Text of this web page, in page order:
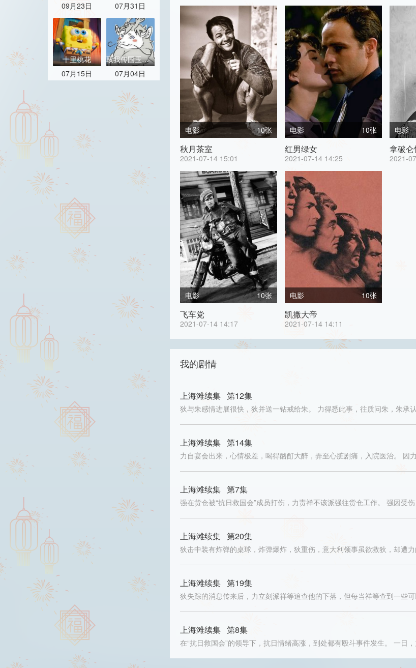
09月23日
07月31日
十里桃花
07月15日
取我传国玉玺砸个核桃
07月04日
电影 10张
秋月茶室
2021-07-14 15:01
电影 10张
红男绿女
2021-07-14 14:25
电影
拿破仑
2021-
电影 10张
飞车党
2021-07-14 14:17
电影 10张
凯撒大帝
2021-07-14 14:11
我的剧情
上海滩续集 第12集
狄与朱感情进展很快，狄并送一钻戒给朱。 力得悉此事，往质问朱，朱
上海滩续集 第14集
力自宴会出来，心情极差，喝得酪酊大醉，弄至心脏剧痛，入院医治。
上海滩续集 第7集
强在货仓被“抗日救国会”成员打伤，力责祥不该派强往货仓工作。 强因受
上海滩续集 第20集
狄击中装有炸弹的桌球，炸弹爆炸，狄重伤，意大利领事虽欲救狄，却遭
上海滩续集 第19集
狄失踪的消息传来后，力立刻派祥等追查他的下落，但每当祥等查到一些
上海滩续集 第8集
在“抗日救国会”的领导下，抗日情绪高涨，到处都有殴斗事件发生。 一日